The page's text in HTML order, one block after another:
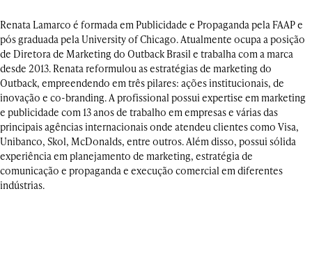
Renata Lamarco é formada em Publicidade e Propaganda pela FAAP e
pós graduada pela University of Chicago. Atualmente ocupa a posição
de Diretora de Marketing do Outback Brasil e trabalha com a marca
desde 2013. Renata reformulou as estratégias de marketing do
Outback, empreendendo em três pilares: ações institucionais, de
inovação e co-branding. A profissional possui expertise em marketing
e publicidade com 13 anos de trabalho em empresas e várias das
principais agências internacionais onde atendeu clientes como Visa,
Unibanco, Skol, McDonalds, entre outros. Além disso, possui sólida
experiência em planejamento de marketing, estratégia de
comunicação e propaganda e execução comercial em diferentes
indústrias.